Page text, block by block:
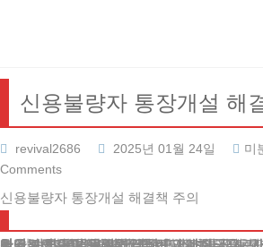
신용불량자 통장개설 해
revival2686 2025년 01월 24일 미
Comments
신용불량자 통장개설 해결책 주의
안녕하세요, 법무법인 테헤란입니다. 오늘은 금융거래에 어려움을 겪고 계신 분들을 위해 중요
매일같이 수많은 의뢰인들이 계좌 이용에 제한이 있어 일상생활이 불가능하다며 도움을 요청하고 계십니다.
신용불량자통장개설 문제는 단순한 금융거래 제한을 넘어 취업과 사업에도 큰 영향을 미칩니다.
월급 수령이나 거래처 정산도 어려워지고, 기본적인 공과금 납부조차 쉽지 않은 상황이 되죠. 게다가 현금으로만 생활하다 보면 자금 관리도 힘들어집니다.